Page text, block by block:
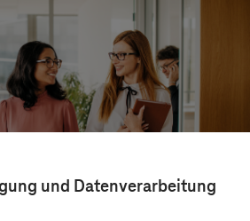
und Datenverarbeitung
mobiler App